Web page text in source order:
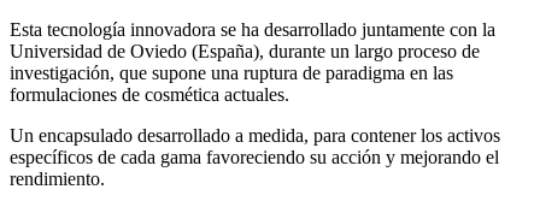
Esta tecnología innovadora se ha desarrollado juntamente con la
Universidad de Oviedo (España), durante un largo proceso de
investigación, que supone una ruptura de paradigma en las
formulaciones de cosmética actuales.
Un encapsulado desarrollado a medida, para contener los activos
específicos de cada gama favoreciendo su acción y mejorando el
rendimiento.